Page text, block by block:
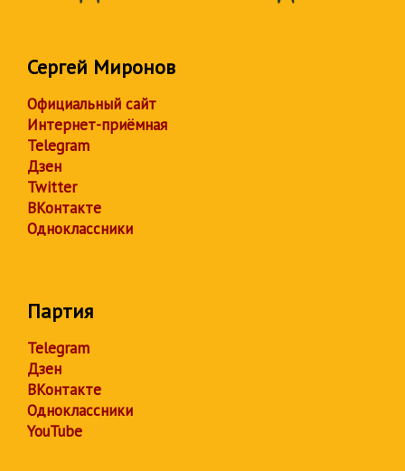
Сергей Миронов
Официальный сайт
Интернет-приёмная
Telegram
Дзен
Twitter
ВКонтакте
Одноклассники
Партия
Telegram
Дзен
ВКонтакте
Одноклассники
YouTube